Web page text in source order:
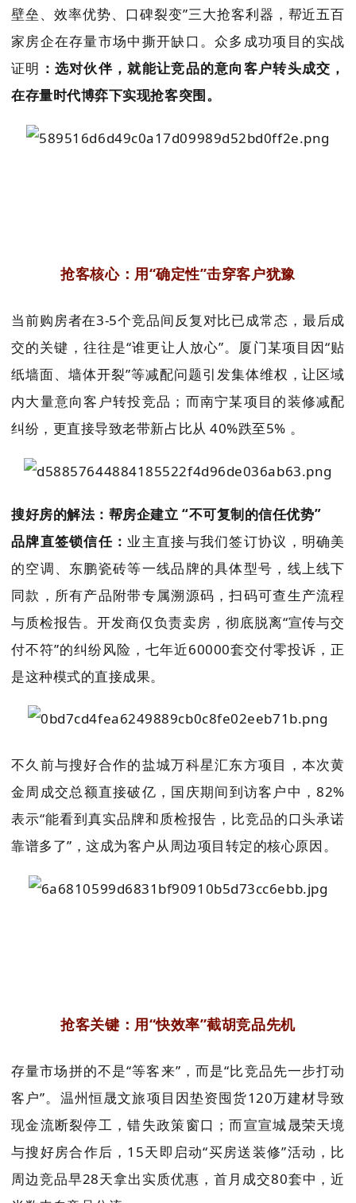
壁垒、效率优势、口碑裂变”三大抢客利器，帮近五百
家房企在存量市场中撕开缺口。众多成功项目的实战
证明 ：选对伙伴，就能让竞品的意向客户转头成交，
在存量时代博弈下实现抢客突围。
抢客核心：用“确定性”击穿客户犹豫
当前购房者在3-5个竞品间反复对比已成常态，最后成
交的关键，往往是“谁更让人放心”。厦门某项目因“贴
纸墙面、墙体开裂”等减配问题引发集体维权，让区域
内大量意向客户转投竞品；而南宁某项目的装修减配
纠纷，更直接导致老带新占比从 40%跌至5% 。
搜好房的解法：帮房企建立 “不可复制的信任优势”
品牌直签锁信任： 业主直接与我们签订协议，明确美
的空调、东鹏瓷砖等一线品牌的具体型号，线上线下
同款，所有产品附带专属溯源码，扫码可查生产流程
与质检报告。开发商仅负责卖房，彻底脱离“宣传与交
付不符”的纠纷风险，七年近60000套交付零投诉，正
是这种模式的直接成果。
不久前与搜好合作的盐城万科星汇东方项目，本次黄
金周成交总额直接破亿，国庆期间到访客户中，82%
表示“能看到真实品牌和质检报告，比竞品的口头承诺
靠谱多了”，这成为客户从周边项目转定的核心原因。
抢客关键：用“快效率”截胡竞品先机
存量市场拼的不是“等客来”，而是“比竞品先一步打动
客户”。温州恒晟文旅项目因垫资囤货120万建材导致
现金流断裂停工，错失政策窗口；而宣宣城晟荣天境
与搜好房合作后，15天即启动“买房送装修”活动，比
周边竞品早28天拿出实质优惠，首月成交80套中，近